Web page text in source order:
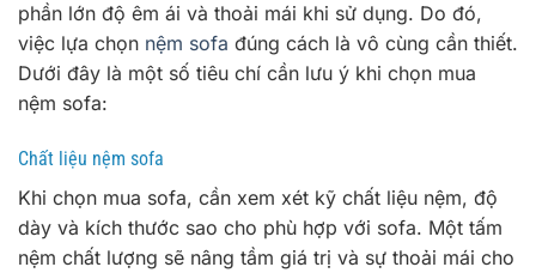
phần lớn độ êm ái và thoải mái khi sử dụng. Do đó,
việc lựa chọn nệm sofa đúng cách là vô cùng cần thiết.
Dưới đây là một số tiêu chí cần lưu ý khi chọn mua
nệm sofa:
Chất liệu nệm sofa
Khi chọn mua sofa, cần xem xét kỹ chất liệu nệm, độ
dày và kích thước sao cho phù hợp với sofa. Một tấm
nệm chất lượng sẽ nâng tầm giá trị và sự thoải mái cho